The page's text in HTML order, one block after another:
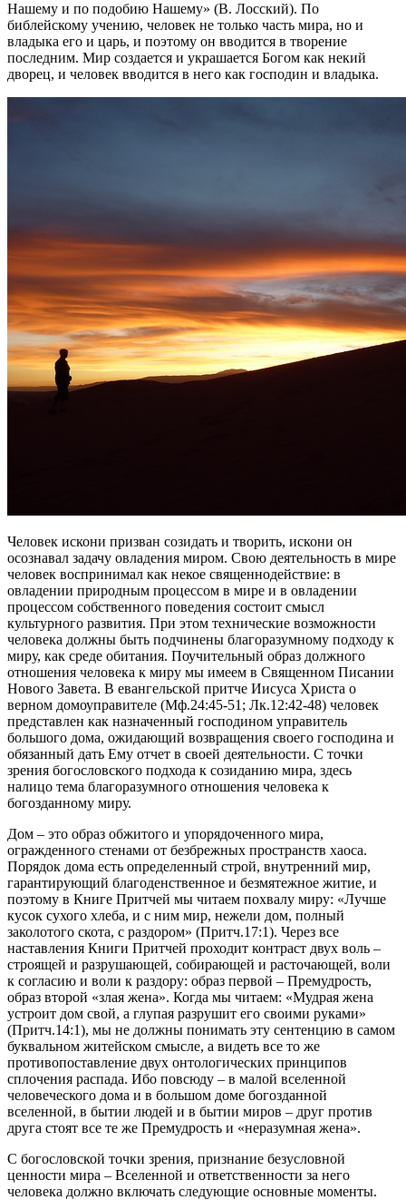
Нашему и по подобию Нашему» (В. Лосский). По
библейскому учению, человек не только часть мира, но и
владыка его и царь, и поэтому он вводится в творение
последним. Мир создается и украшается Богом как некий
дворец, и человек вводится в него как господин и владыка.
Человек искони призван созидать и творить, искони он
осознавал задачу овладения миром. Свою деятельность в мире
человек воспринимал как некое священнодействие: в
овладении природным процессом в мире и в овладении
процессом собственного поведения состоит смысл
культурного развития. При этом технические возможности
человека должны быть подчинены благоразумному подходу к
миру, как среде обитания. Поучительный образ должного
отношения человека к миру мы имеем в Священном Писании
Нового Завета. В евангельской притче Иисуса Христа о
верном домоуправителе (Мф.24:45-51; Лк.12:42-48) человек
представлен как назначенный господином управитель
большого дома, ожидающий возвращения своего господина и
обязанный дать Ему отчет в своей деятельности. С точки
зрения богословского подхода к созиданию мира, здесь
налицо тема благоразумного отношения человека к
богозданному миру.
Дом – это образ обжитого и упорядоченного мира,
огражденного стенами от безбрежных пространств хаоса.
Порядок дома есть определенный строй, внутренний мир,
гарантирующий благоденственное и безмятежное житие, и
поэтому в Книге Притчей мы читаем похвалу миру: «Лучше
кусок сухого хлеба, и с ним мир, нежели дом, полный
заколотого скота, с раздором» (Притч.17:1). Через все
наставления Книги Притчей проходит контраст двух воль –
строящей и разрушающей, собирающей и расточающей, воли
к согласию и воли к раздору: образ первой – Премудрость,
образ второй «злая жена». Когда мы читаем: «Мудрая жена
устроит дом свой, а глупая разрушит его своими руками»
(Притч.14:1), мы не должны понимать эту сентенцию в самом
буквальном житейском смысле, а видеть все то же
противопоставление двух онтологических принципов
сплочения распада. Ибо повсюду – в малой вселенной
человеческого дома и в большом доме богозданной
вселенной, в бытии людей и в бытии миров – друг против
друга стоят все те же Премудрость и «неразумная жена».
С богословской точки зрения, признание безусловной
ценности мира – Вселенной и ответственности за него
человека должно включать следующие основные моменты.